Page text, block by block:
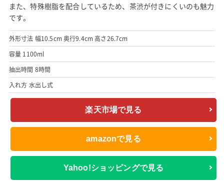
また、特殊樹脂を配合しているため、茶渋が付きにくいのも魅力
です。
外形寸法 幅10.5cm 奥行9.4cm 高さ26.7cm
容量 1100ml
抽出時間 8時間
入れ方 水出し式
楽天市場で見る
amazonで見る
Yahoo!ショッピングで見る